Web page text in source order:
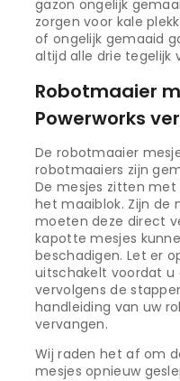
gazon ongelijk
zorgen voor kale
of ongelijk gemaaid
altijd alle drie tegelijk
Robotmaaier
Powerworks
De robotmaaier
robotmaaiers zijn
De mesjes zitten
het maaiblok. Zijn de
moeten deze direct
kapotte mesjes
beschadigen. Let er
uitschakelt voordat u
vervolgens de
handleiding van uw
vervangen.
Wij raden het af om
mesjes opnieuw